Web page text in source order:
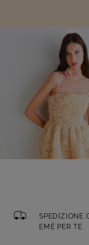
SPEDIZIONE
EMÉ PER TE